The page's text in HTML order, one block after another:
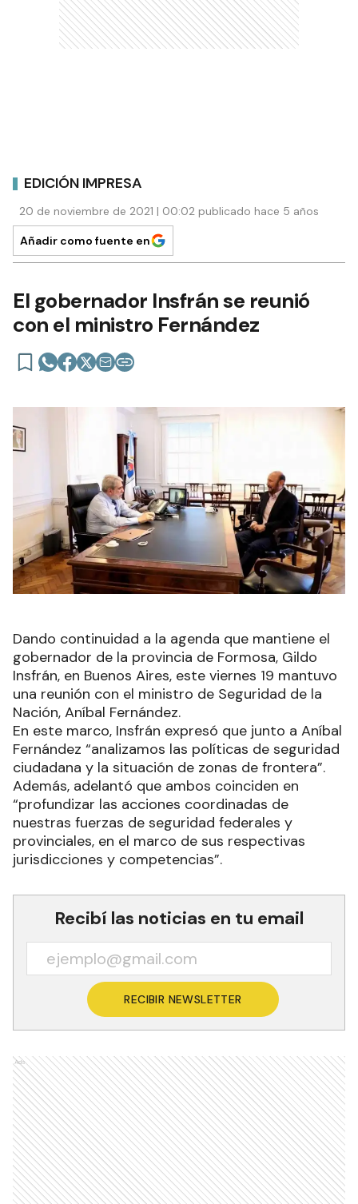
EDICIÓN IMPRESA
20 de noviembre de 2021 | 00:02 publicado hace 5 años
Añadir como fuente en
El gobernador Insfrán se reunió
con el ministro Fernández
Dando continuidad a la agenda que mantiene el
gobernador de la provincia de Formosa, Gildo
Insfrán, en Buenos Aires, este viernes 19 mantuvo
una reunión con el ministro de Seguridad de la
Nación, Aníbal Fernández.
En este marco, Insfrán expresó que junto a Aníbal
Fernández “analizamos las políticas de seguridad
ciudadana y la situación de zonas de frontera”.
Además, adelantó que ambos coinciden en
“profundizar las acciones coordinadas de
nuestras fuerzas de seguridad federales y
provinciales, en el marco de sus respectivas
jurisdicciones y competencias”.
Recibí las noticias en tu email
RECIBIR NEWSLETTER
Ads